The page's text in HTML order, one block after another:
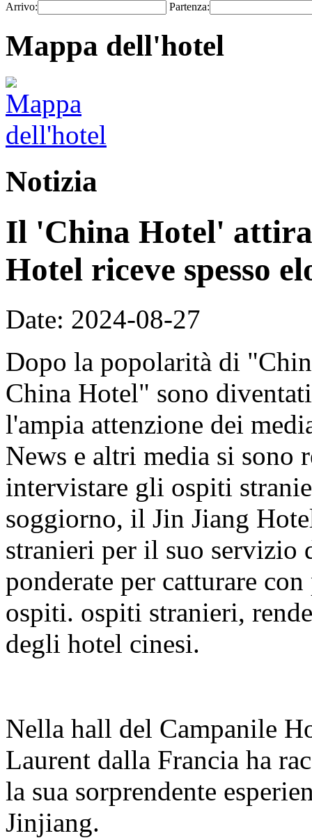
Arrivo: Partenza:
Mappa dell'hotel
Notizia
Il 'China Hotel'
Hotel riceve spesso
Date: 2024-08-27
Dopo la popolarità di
China Hotel" sono
l'ampia attenzione dei
News e altri media si sono
intervistare gli ospiti
soggiorno, il Jin Jiang
stranieri per il suo servizio
ponderate per catturare
ospiti. ospiti stranieri,
degli hotel cinesi.
Nella hall del Campanile
Laurent dalla Francia ha
la sua sorprendente
Jinjiang.